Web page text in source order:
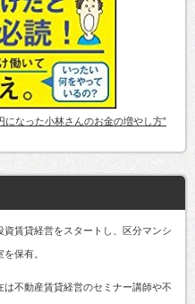
になった小林さんのお金の増やし方”
賃貸経営をスタートし、区分マンシ
保有。
不動産賃貸経営のセミナー講師や不